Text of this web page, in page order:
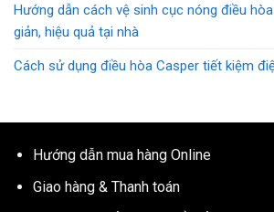
Hướng dẫn cách vệ sinh cục nóng điều
giản, hiệu quả tại nhà
Cách sử dụng điều hòa Casper tiết kiệm
Hướng dẫn mua hàng Online
Giao hàng & Thanh toán